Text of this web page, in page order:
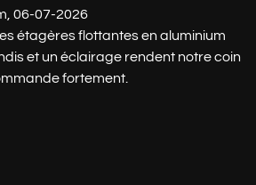
06-07-2026
étagères flottantes en aluminium
et un éclairage rendent notre coin
fortement.